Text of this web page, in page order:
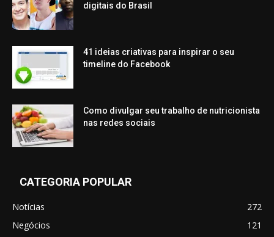
digitais do Brasil
41 ideias criativas para inspirar o seu
timeline do Facebook
Como divulgar seu trabalho de nutricionista
nas redes sociais
CATEGORIA POPULAR
Notícias
272
Negócios
121